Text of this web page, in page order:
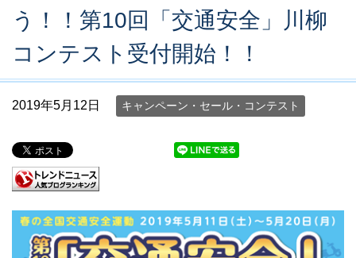
う！！第10回「交通安全」川柳
コンテスト受付開始！！
2019年5月12日 キャンペーン・セール・コンテスト